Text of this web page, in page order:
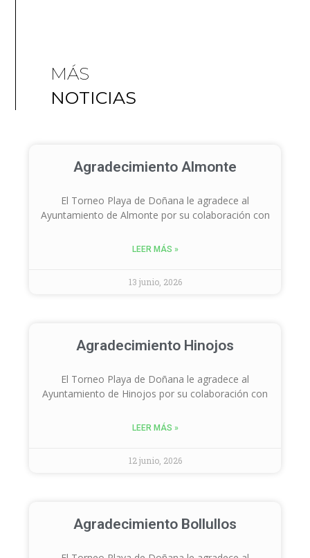
MÁS
NOTICIAS
Agradecimiento Almonte
El Torneo Playa de Doñana le agradece al
Ayuntamiento de Almonte por su colaboración con
LEER MÁS »
13 junio, 2026
Agradecimiento Hinojos
El Torneo Playa de Doñana le agradece al
Ayuntamiento de Hinojos por su colaboración con
LEER MÁS »
12 junio, 2026
Agradecimiento Bollullos